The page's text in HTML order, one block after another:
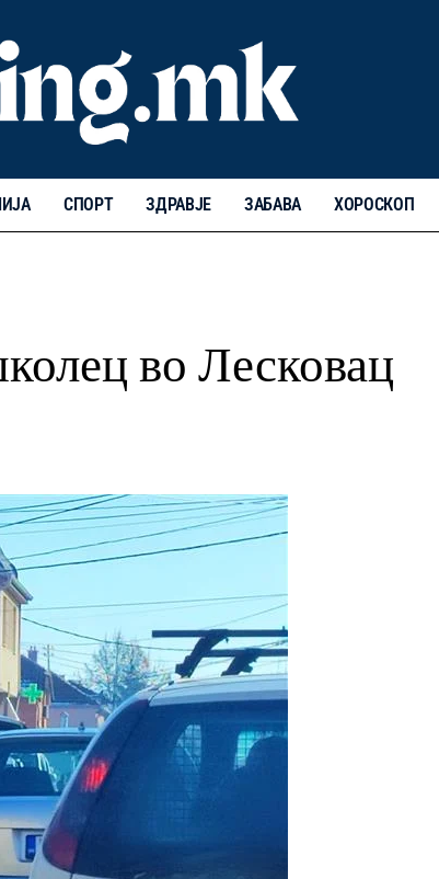
СПОРТ ЗДРАВЈЕ ЗАБАВА ХОРОСКОП
во Лесковац